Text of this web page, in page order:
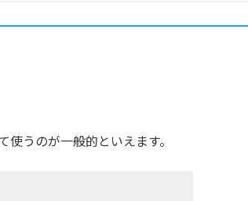
うのが一般的といえます。